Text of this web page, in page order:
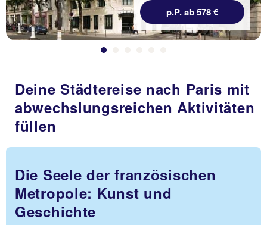
p.P. ab 578 €
Deine Städtereise nach Paris mit
abwechslungsreichen Aktivitäten
füllen
Die Seele der französischen
Metropole: Kunst und
Geschichte